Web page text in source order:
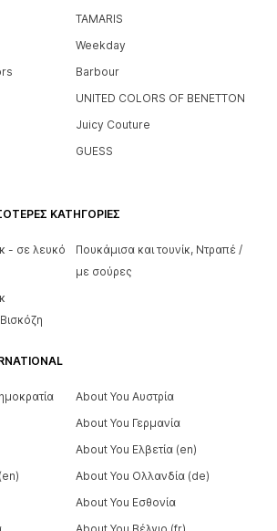
TAMARIS
Weekday
Barbour
UNITED COLORS OF BENETTON
Juicy Couture
GUESS
ΚΑΤΗΓΟΡΊΕΣ
- σε λευκό
Πουκάμισα και τουνίκ, Ντραπέ /
με σούρες
About You Αυστρία
About You Γερμανία
About You Ελβετία (en)
About You Ολλανδία (de)
About You Εσθονία